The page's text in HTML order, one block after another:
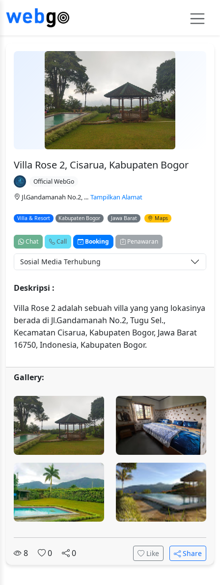
Villa Rose 2, Cisarua, Kabupaten Bogor
Official WebGo
Jl.Gandamanah No.2, ... Tampilkan Alamat
Villa & Resort Kabupaten Bogor Jawa Barat Maps
Chat Call Booking Penawaran
Sosial Media Terhubung
Deskripsi :
Villa Rose 2 adalah sebuah villa yang yang lokasinya
berada di Jl.Gandamanah No.2, Tugu Sel.,
Kecamatan Cisarua, Kabupaten Bogor, Jawa Barat
16750, Indonesia, Kabupaten Bogor.
Gallery:
8 0 0 Like Share